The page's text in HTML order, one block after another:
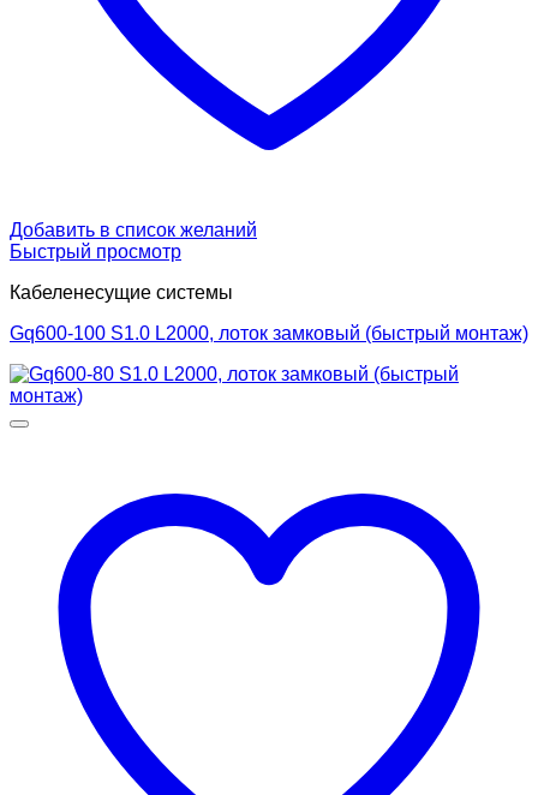
Добавить в список желаний
Быстрый просмотр
Кабеленесущие системы
Gq600-100 S1.0 L2000, лоток замковый (быстрый монтаж)